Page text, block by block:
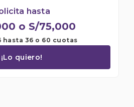
hasta
o S/75,000
hasta 36 o 60 cuotas
¡Lo quiero!